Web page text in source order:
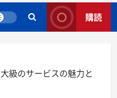
購読
級のサービスの魅力と